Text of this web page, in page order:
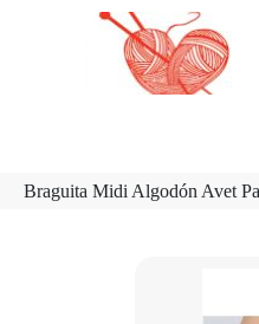
Braguita Midi Algodón Avet